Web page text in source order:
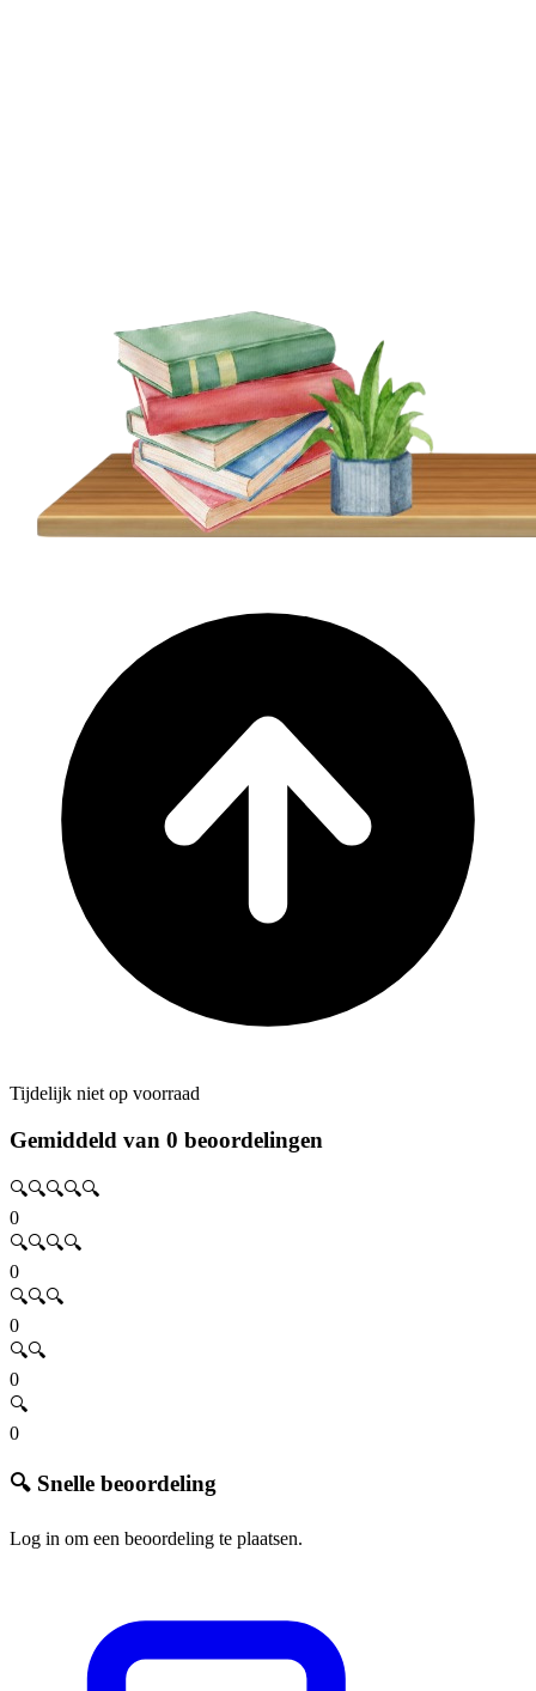
Tijdelijk niet op voorraad
Gemiddeld van 0 beoordelingen
🔍🔍🔍🔍🔍
0
🔍🔍🔍🔍
0
🔍🔍🔍
0
🔍🔍
0
🔍
0
🔍 Snelle beoordeling
Log in om een beoordeling te plaatsen.